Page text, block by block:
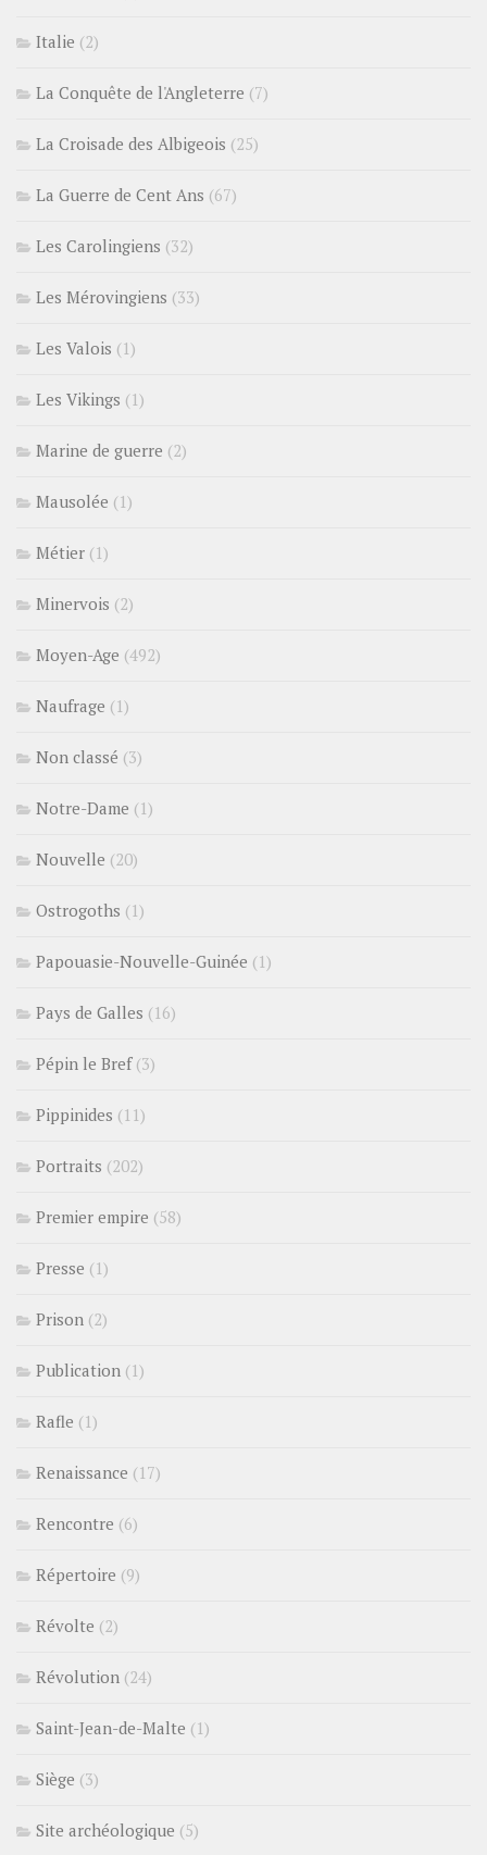
Italie (2)
La Conquête de l'Angleterre (7)
La Croisade des Albigeois (25)
La Guerre de Cent Ans (67)
Les Carolingiens (32)
Les Mérovingiens (33)
Les Valois (1)
Les Vikings (1)
Marine de guerre (2)
Mausolée (1)
Métier (1)
Minervois (2)
Moyen-Age (492)
Naufrage (1)
Non classé (3)
Notre-Dame (1)
Nouvelle (20)
Ostrogoths (1)
Papouasie-Nouvelle-Guinée (1)
Pays de Galles (16)
Pépin le Bref(3)
Pippinides (11)
Portraits (202)
Premier empire (58)
Presse (1)
Prison (2)
Publication (1)
Rafle (1)
Renaissance (17)
Rencontre (6)
Répertoire (9)
Révolte (2)
Révolution (24)
Saint-Jean-de-Malte (1)
Siège (3)
Site archéologique (5)